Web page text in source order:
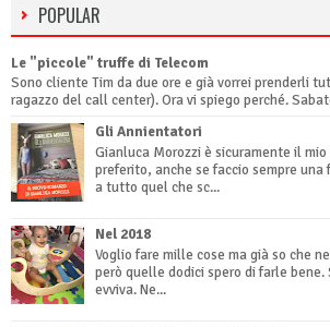
POPULAR
Le "piccole" truffe di Telecom
Sono cliente Tim da due ore e già vorrei prenderli
ragazzo del call center). Ora vi spiego perché.
Gli Annientatori
Gianluca Morozzi è sicuramente il
preferito, anche se faccio sempre
a tutto quel che sc...
Nel 2018
Voglio fare mille cose ma già so che
però quelle dodici spero di farle bene.
evviva. Ne...